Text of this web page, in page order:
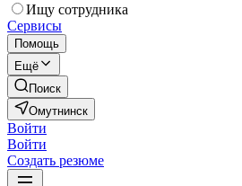
Ищу сотрудника
Сервисы
Помощь
Ещё
Поиск
Омутнинск
Войти
Войти
Создать резюме